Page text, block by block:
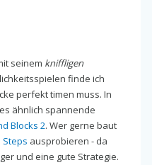
seinem kniffligen
finde ich
perfekt timen muss. In
ähnlich spannende
Blocks 2. Wer gerne baut
Steps ausprobieren - da
und eine gute Strategie.